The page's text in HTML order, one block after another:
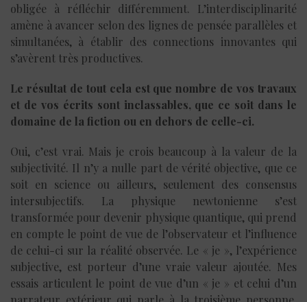
obligée à réfléchir différemment. L’interdisciplinarité
amène à avancer selon des lignes de pensée parallèles et
simultanées, à établir des connections innovantes qui
s’avèrent très productives.
Le résultat de tout cela est que nombre de vos travaux
et de vos écrits sont inclassables, que ce soit dans le
domaine de la fiction ou en dehors de celle-ci.
Oui, c’est vrai. Mais je crois beaucoup à la valeur de la
subjectivité. Il n’y a nulle part de vérité objective, que ce
soit en science ou ailleurs, seulement des consensus
intersubjectifs. La physique newtonienne s’est
transformée pour devenir physique quantique, qui prend
en compte le point de vue de l’observateur et l’influence
de celui-ci sur la réalité observée. Le « je », l’expérience
subjective, est porteur d’une vraie valeur ajoutée. Mes
essais articulent le point de vue d’un « je » et celui d’un